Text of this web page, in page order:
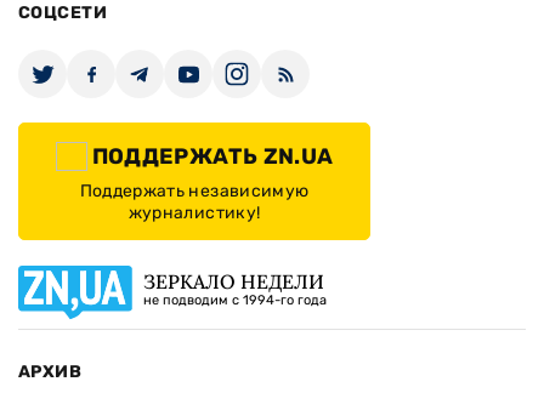
СОЦСЕТИ
ПОДДЕРЖАТЬ ZN.UA
Поддержать независимую
журналистику!
ЗЕРКАЛО НЕДЕЛИ
не подводим с 1994-го года
АРХИВ